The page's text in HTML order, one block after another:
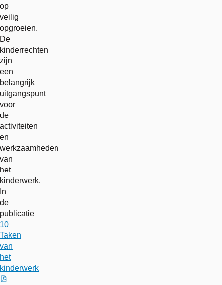
op
veilig
opgroeien.
De
kinderrechten
zijn
een
belangrijk
uitgangspunt
voor
de
activiteiten
en
werkzaamheden
van
het
kinderwerk.
In
de
publicatie
10
Taken
van
het
kinderwerk